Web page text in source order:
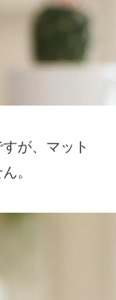
が、マット
。